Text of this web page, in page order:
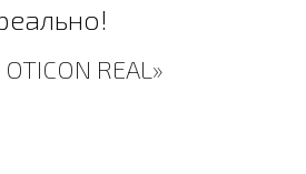
REAL»